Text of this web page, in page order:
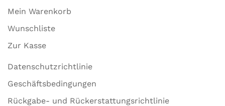
Mein Warenkorb
Wunschliste
Zur Kasse
Datenschutzrichtlinie
Geschäftsbedingungen
Rückgabe- und Rückerstattungsrichtlinie